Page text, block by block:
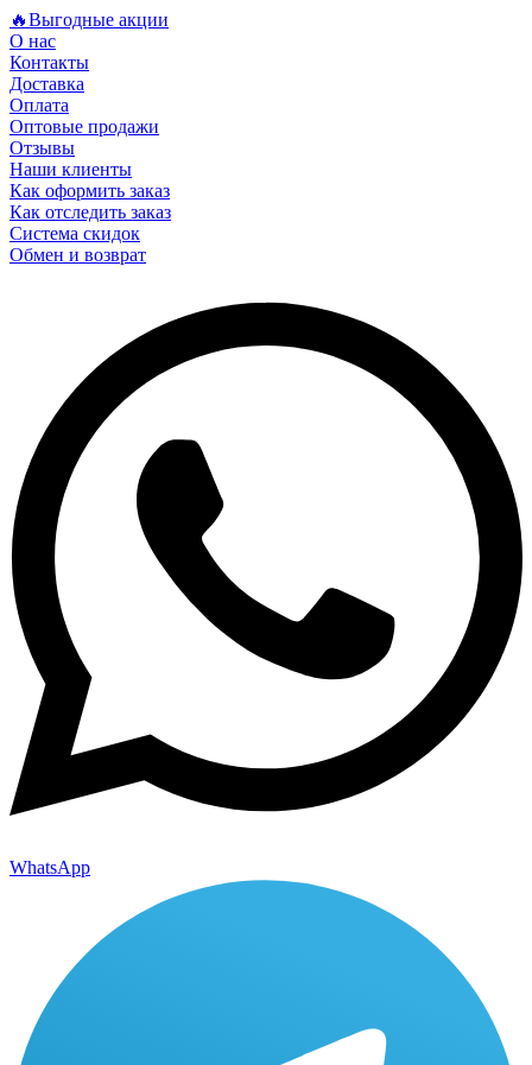
🔥Выгодные акции
О нас
Контакты
Доставка
Оплата
Оптовые продажи
Отзывы
Наши клиенты
Как оформить заказ
Как отследить заказ
Система скидок
Обмен и возврат
WhatsApp